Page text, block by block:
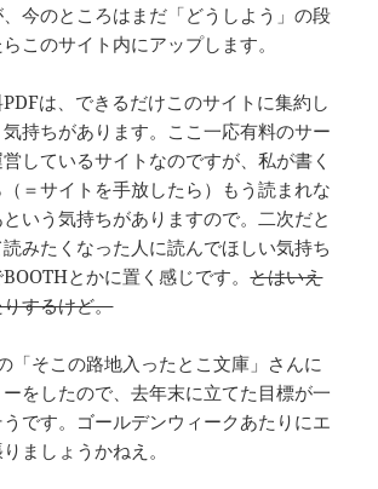
今のところはまだ「どうしよう」の段
このサイト内にアップします。
は、できるだけこのサイトに集約し
持ちがあります。ここ一応有料のサー
しているサイトなのですが、私が書く
＝サイトを手放したら）もう読まれな
いう気持ちがありますので。二次だと
みたくなった人に読んでほしい気持ち
とかに置く感じです。とはいえ
するけど。
「そこの路地入ったとこ文庫」さんに
をしたので、去年末に立てた目標が一
です。ゴールデンウィークあたりにエ
ましょうかねえ。